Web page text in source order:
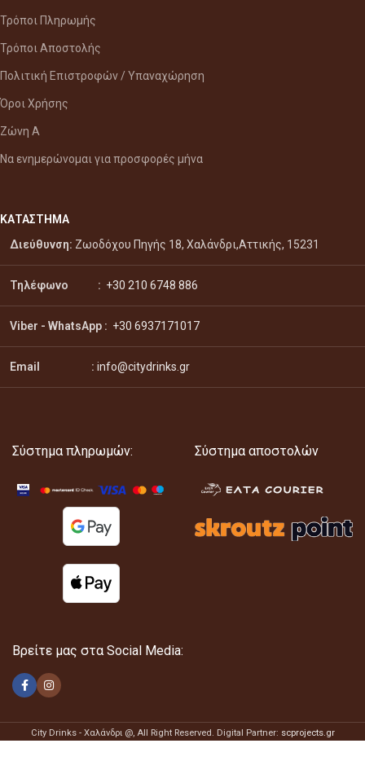
Τρόποι Πληρωμής
Τρόποι Αποστολής
Πολιτική Επιστροφών / Υπαναχώρηση
Όροι Χρήσης
Ζώνη Α
Να ενημερώνομαι για προσφορές μήνα
ΚΑΤΑΣΤΗΜΑ
Διεύθυνση: Ζωοδόχου Πηγής 18, Χαλάνδρι,Αττικής, 15231
Τηλέφωνο : +30 210 6748 886
Viber - WhatsApp : +30 6937171017
Email : info@citydrinks.gr
Σύστημα πληρωμών: Σύστημα αποστολών
Βρείτε μας στα Social Media:
City Drinks - Χαλάνδρι @, All Right Reserved. Digital Partner: scprojects.gr